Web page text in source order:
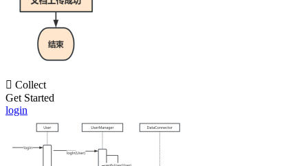
 Collect
Get Started
login